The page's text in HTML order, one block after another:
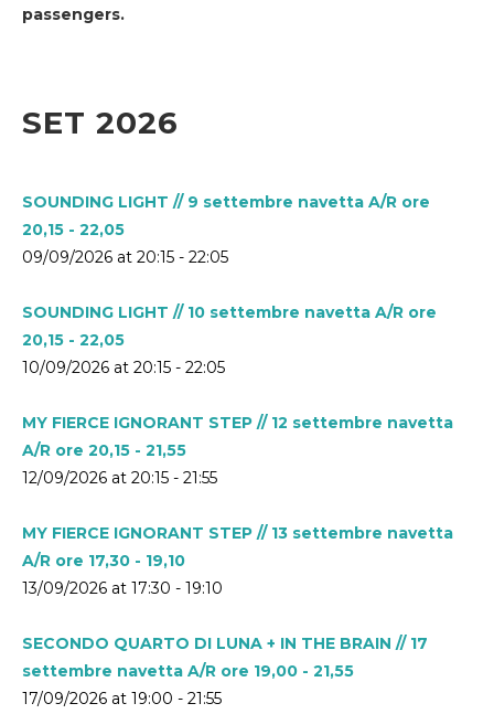
passengers.
SET 2026
SOUNDING LIGHT // 9 settembre navetta A/R ore
20,15 - 22,05
09/09/2026 at 20:15 - 22:05
SOUNDING LIGHT // 10 settembre navetta A/R ore
20,15 - 22,05
10/09/2026 at 20:15 - 22:05
MY FIERCE IGNORANT STEP // 12 settembre navetta
A/R ore 20,15 - 21,55
12/09/2026 at 20:15 - 21:55
MY FIERCE IGNORANT STEP // 13 settembre navetta
A/R ore 17,30 - 19,10
13/09/2026 at 17:30 - 19:10
SECONDO QUARTO DI LUNA + IN THE BRAIN // 17
settembre navetta A/R ore 19,00 - 21,55
17/09/2026 at 19:00 - 21:55